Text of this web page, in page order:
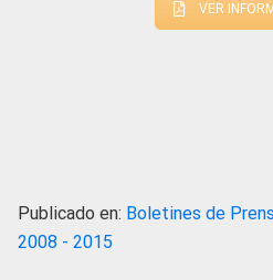
VER
Publicado en: Boletines de
2008 - 2015